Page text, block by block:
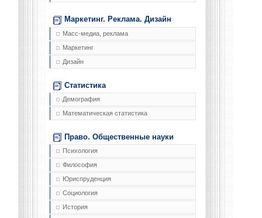
Маркетинг. Реклама. Дизайн
Масс-медиа, реклама
Маркетинг
Дизайн
Статистика
Демография
Математическая статистика
Право. Общественные науки
Психология
Философия
Юриспруденция
Социология
История